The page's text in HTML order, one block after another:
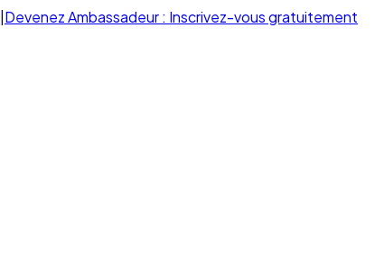
Devenez Ambassadeur : Inscrivez-vous gratuitement